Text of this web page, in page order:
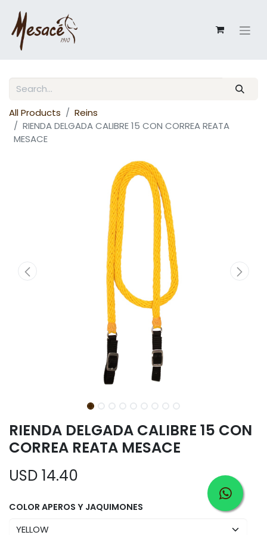
All Products
Reins
RIENDA DELGADA CALIBRE 15 CON CORREA REATA
MESACE
RIENDA DELGADA CALIBRE 15 CON
CORREA REATA MESACE
USD 14.40
COLOR APEROS Y JAQUIMONES